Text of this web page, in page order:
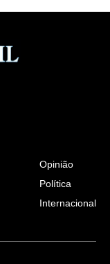
Opinião
Política
Internacional